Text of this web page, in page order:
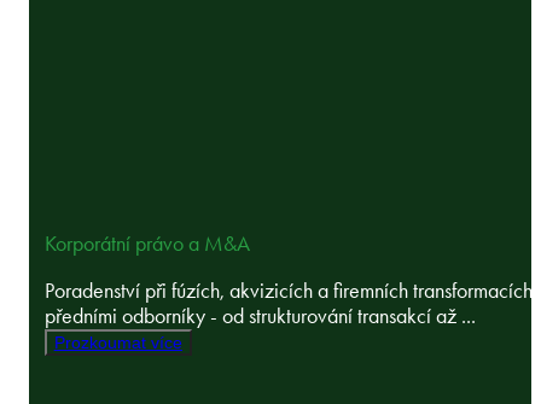
Korporátní právo a M&A
Poradenství při fúzích, akvizicích a firemních transformacích
předními odborníky - od strukturování transakcí až ...
Prozkoumat více